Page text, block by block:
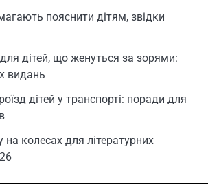
пояснити дітям, звідки
для дітей, що женуться за зорями:
видань
дітей у транспорті: поради для
на колесах для літературних